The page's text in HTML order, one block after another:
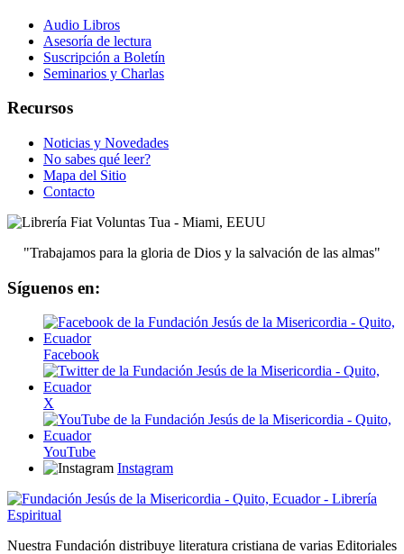
Audio Libros
Asesoría de lectura
Suscripción a Boletín
Seminarios y Charlas
Recursos
Noticias y Novedades
No sabes qué leer?
Mapa del Sitio
Contacto
"Trabajamos para la gloria de Dios y la salvación de las almas"
Síguenos en:
Facebook
X
YouTube
Instagram
Nuestra Fundación distribuye literatura cristiana de varias Editoriales